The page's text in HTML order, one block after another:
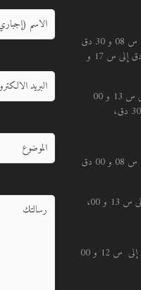
من س 08 و 30 دق
إلى س 12 و 30 دق ومن س 13 و 30 دق إلى س 17 و
من س 08 و 00 دق إلى س 13 و 00
من س 08 و 00 دق
من س 09 و 00 دق إلى س 12 و 00